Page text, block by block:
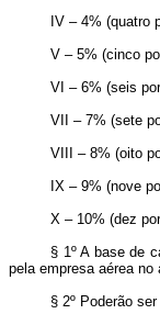
IV – 4% (quatro
V – 5% (cinco
VI – 6% (seis
VII – 7% (sete
VIII – 8% (oito
IX – 9% (nove
X – 10% (dez
§ 1º A base de
pela empresa aérea
§ 2º Poderão